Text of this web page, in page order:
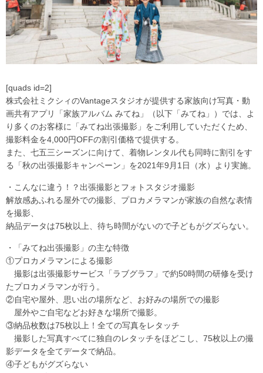
[quads id=2]
株式会社ミクシィのVantageスタジオが提供する家族向け写真・動
画共有アプリ「家族アルバム みてね」（以下「みてね」）では、よ
り多くのお客様に「みてね出張撮影」をご利用していただくため、
撮影料金を4,000円OFFの割引価格で提供する。
また、七五三シーズンに向けて、着物レンタル代も同時に割引をす
る「秋の出張撮影キャンペーン」を2021年9月1日（水）より実施。
・こんなに違う！？出張撮影とフォトスタジオ撮影
解放感あふれる屋外での撮影、プロカメラマンが家族の自然な表情
を撮影、
納品データは75枚以上、待ち時間がないので子どもがグズらない。
・「みてね出張撮影」の主な特徴
①プロカメラマンによる撮影
撮影は出張撮影サービス「ラブグラフ」で約50時間の研修を受け
たプロカメラマンが行う。
②自宅や屋外、思い出の場所など、お好みの場所での撮影
屋外やご自宅などお好きな場所で撮影。
③納品枚数は75枚以上！全ての写真をレタッチ
撮影した写真すべてに独自のレタッチをほどこし、75枚以上の撮
影データを全てデータで納品。
④子どもがグズらない